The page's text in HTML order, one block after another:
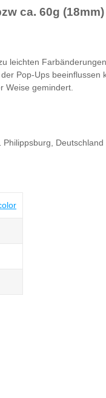
ca. 60g (18mm)
leichten
Pop-Ups
Weise gemindert.
Deutschland